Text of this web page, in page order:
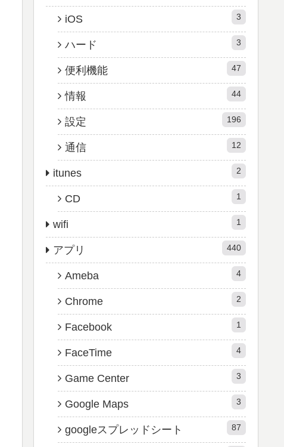
iOS 3
ハード 3
便利機能 47
情報 44
設定 196
通信 12
itunes 2
CD 1
wifi 1
アプリ 440
Ameba 4
Chrome 2
Facebook 1
FaceTime 4
Game Center 3
Google Maps 3
googleスプレッドシート 87